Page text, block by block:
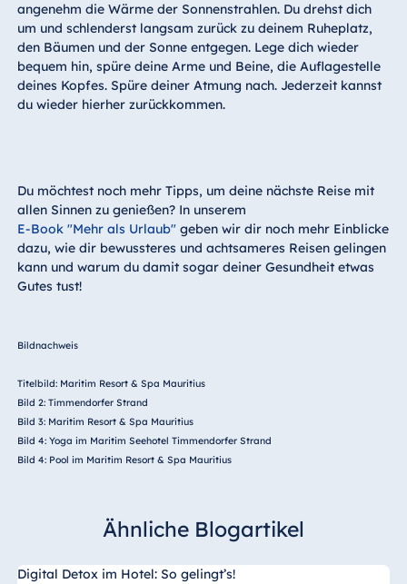
angenehm die Wärme der Sonnenstrahlen. Du drehst dich
um und schlenderst langsam zurück zu deinem Ruheplatz,
den Bäumen und der Sonne entgegen. Lege dich wieder
bequem hin, spüre deine Arme und Beine, die Auflagestelle
deines Kopfes. Spüre deiner Atmung nach. Jederzeit kannst
du wieder hierher zurückkommen.
Du möchtest noch mehr Tipps, um deine nächste Reise mit
allen Sinnen zu genießen? In unserem
E-Book "Mehr als Urlaub"geben wir dir noch mehr Einblicke
dazu, wie dir bewussteres und achtsameres Reisen gelingen
kann und warum du damit sogar deiner Gesundheit etwas
Gutes tust!
Bildnachweis
Titelbild: Maritim Resort & Spa Mauritius
Bild 2: Timmendorfer Strand
Bild 3: Maritim Resort & Spa Mauritius
Bild 4: Yoga im Maritim Seehotel Timmendorfer Strand
Bild 4: Pool im Maritim Resort & Spa Mauritius
Ähnliche Blogartikel
Digital Detox im Hotel: So gelingt’s!